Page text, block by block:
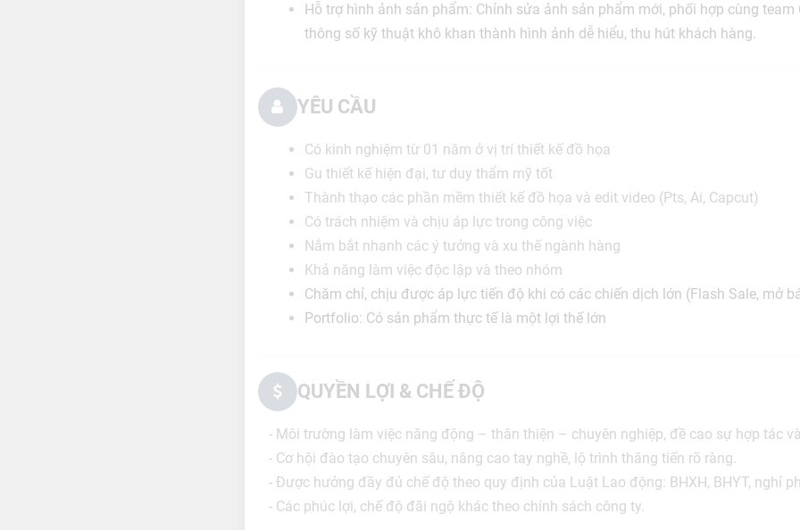
Hỗ trợ hình ảnh sản phẩm: Chỉnh sửa ảnh sản phẩm mới, phối hợp cùng team
thông số kỹ thuật khô khan thành hình ảnh dễ hiểu, thu hút khách hàng.
YÊU CẦU
Có kinh nghiệm từ 01 năm ở vị trí thiết kế đồ họa
Gu thiết kế hiện đại, tư duy thẩm mỹ tốt
Thành thạo các phần mềm thiết kế đồ họa và edit video (Pts, Ai, Capcut)
Có trách nhiệm và chịu áp lực trong công việc
Nắm bắt nhanh các ý tưởng và xu thế ngành hàng
Khả năng làm việc độc lập và theo nhóm
Chăm chỉ, chịu được áp lực tiến độ khi có các chiến dịch lớn (Flash Sale, mở
Portfolio: Có sản phẩm thực tế là một lợi thế lớn
QUYỀN LỢI & CHẾ ĐỘ
- Môi trường làm việc năng động – thân thiện – chuyên nghiệp, đề cao sự hợp tác
- Cơ hội đào tạo chuyên sâu, nâng cao tay nghề, lộ trình thăng tiến rõ ràng.
- Được hưởng đầy đủ chế độ theo quy định của Luật Lao động: BHXH, BHYT, nghỉ
- Các phúc lợi, chế độ đãi ngộ khác theo chính sách công ty.